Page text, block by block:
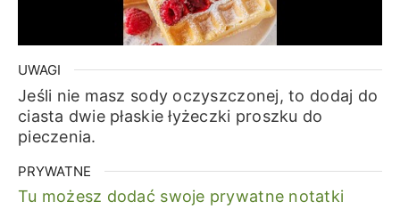
UWAGI
Jeśli nie masz sody oczyszczonej, to dodaj do
ciasta dwie płaskie łyżeczki proszku do
pieczenia.
PRYWATNE
Tu możesz dodać swoje prywatne notatki